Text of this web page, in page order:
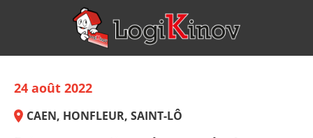
24 août 2022
CAEN, HONFLEUR, SAINT-LÔ